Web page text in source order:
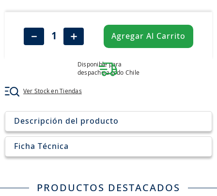
＋
－ Agregar Al Carrito
Disponible para
despacho a todo Chile
Ver Stock en Tiendas
Descripción del producto
Ficha Técnica
PRODUCTOS DESTACADOS
john deere